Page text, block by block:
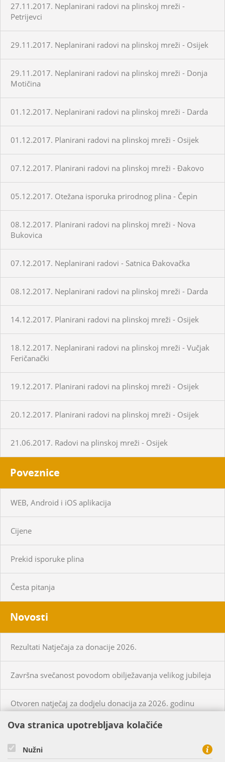
27.11.2017. Neplanirani radovi na plinskoj mreži -
Petrijevci
29.11.2017. Neplanirani radovi na plinskoj mreži - Osijek
29.11.2017. Neplanirani radovi na plinskoj mreži - Donja
Motičina
01.12.2017. Neplanirani radovi na plinskoj mreži - Darda
01.12.2017. Planirani radovi na plinskoj mreži - Osijek
07.12.2017. Planirani radovi na plinskoj mreži - Đakovo
05.12.2017. Otežana isporuka prirodnog plina - Čepin
08.12.2017. Planirani radovi na plinskoj mreži - Nova
Bukovica
07.12.2017. Neplanirani radovi - Satnica Đakovačka
08.12.2017. Neplanirani radovi na plinskoj mreži - Darda
14.12.2017. Planirani radovi na plinskoj mreži - Osijek
18.12.2017. Neplanirani radovi na plinskoj mreži - Vučjak
Feričanački
19.12.2017. Planirani radovi na plinskoj mreži - Osijek
20.12.2017. Planirani radovi na plinskoj mreži - Osijek
21.06.2017. Radovi na plinskoj mreži - Osijek
Poveznice
WEB, Android i iOS aplikacija
Cijene
Prekid isporuke plina
Česta pitanja
Novosti
Rezultati Natječaja za donacije 2026.
Završna svečanost povodom obilježavanja velikog jubileja
Otvoren natječaj za dodjelu donacija za 2026. godinu
KUPCI
Ova stranica upotrebljava kolačiće
Nužni